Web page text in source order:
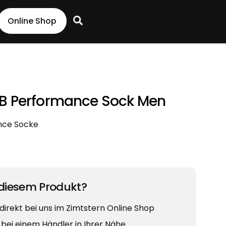
Search
Online Shop
Performance Sock Men
Socke
Produkt?
bei uns im Zimtstern Online Shop